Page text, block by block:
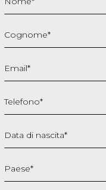
Cognome*
Email*
Telefono*
Data di nascita*
slash
MM
Paese*